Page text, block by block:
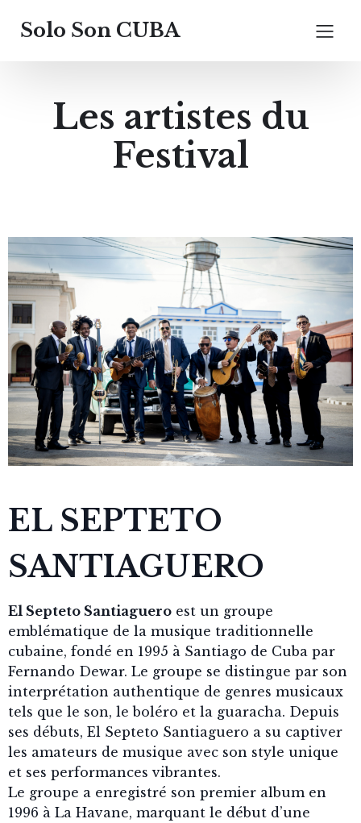
Solo Son CUBA
Les artistes du
Festival
EL SEPTETO
SANTIAGUERO
El Septeto Santiaguero est un groupe
emblématique de la musique traditionnelle
cubaine, fondé en 1995 à Santiago de Cuba par
Fernando Dewar. Le groupe se distingue par son
interprétation authentique de genres musicaux
tels que le son, le boléro et la guaracha. Depuis
ses débuts, El Septeto Santiaguero a su captiver
les amateurs de musique avec son style unique
et ses performances vibrantes.
Le groupe a enregistré son premier album en
1996 à La Havane, marquant le début d’une